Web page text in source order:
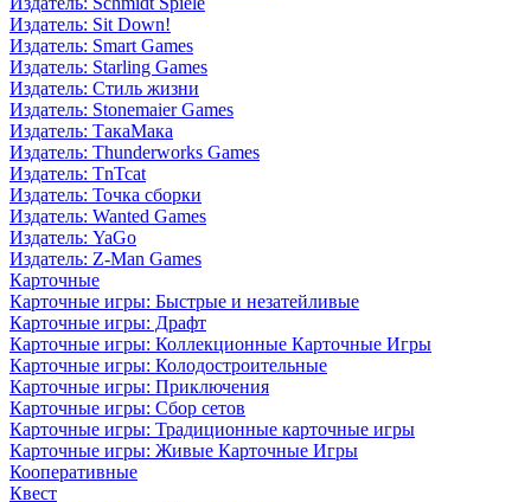
Издатель: Sit Down!
Издатель: Smart Games
Издатель: Starling Games
Издатель: Стиль жизни
Издатель: Stonemaier Games
Издатель: ТакаМака
Издатель: Thunderworks Games
Издатель: TnTcat
Издатель: Точка сборки
Издатель: Wanted Games
Издатель: YaGo
Издатель: Z-Man Games
Карточные
Карточные игры: Быстрые и незатейливые
Карточные игры: Драфт
Карточные игры: Коллекционные Карточные Игры
Карточные игры: Колодостроительные
Карточные игры: Приключения
Карточные игры: Сбор сетов
Карточные игры: Традиционные карточные игры
Карточные игры: Живые Карточные Игры
Кооперативные
Квест